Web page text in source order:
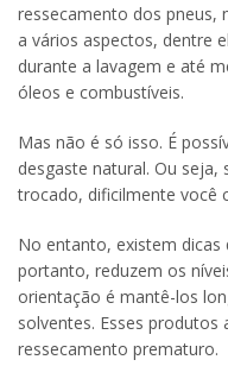
ressecamento dos pneus,
a vários aspectos, dentre
durante a lavagem e até
óleos e combustíveis.
Mas não é só isso. É
desgaste natural. Ou
trocado, dificilmente você
No entanto, existem dicas
portanto, reduzem os
orientação é mantê-los
solventes. Esses
ressecamento prematuro.